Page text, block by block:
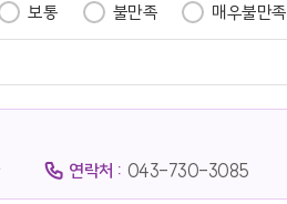
보통 불만족 매우불만족
연락처 : 043-730-3085